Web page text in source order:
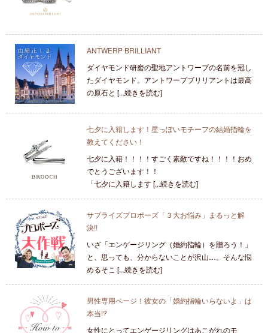
ANTWERP BRILLIANT
ダイヤモンド研磨の聖地アントワープの名前を冠し
たダイヤモンド。アントワープブリリアントは最高
の原石と [...続きを読む]
七夕に入籍します！星っぽいモチーフの結婚指輪を
教えてください！
七夕に入籍！！！！すごく素敵ですね！！！！おめ
でとうございます！！
「七夕に入籍します [...続きを読む]
サプライズプロポーズ「３大お悩み」まるっと解
決!!
いざ「エンゲージリング（婚約指輪）を贈ろう！」
と、思っても、分からないことが沢山…。そんな悩
めるそこ [...続きを読む]
男性専用ページ！彼女の「婚約指輪いらないよ」は
本当!?
女性にとってエンゲージリングはあこがれのモ